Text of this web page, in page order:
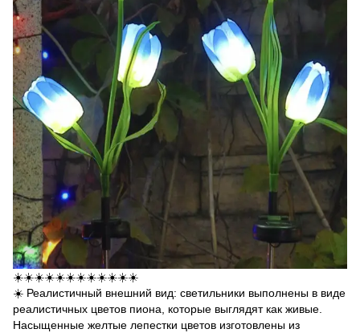
☀️☀️☀️☀️☀️☀️☀️☀️☀️☀️☀️☀️
☀️ Реалистичный внешний вид: светильники выполнены в виде
реалистичных цветов пиона, которые выглядят как живые.
Насыщенные желтые лепестки цветов изготовлены из